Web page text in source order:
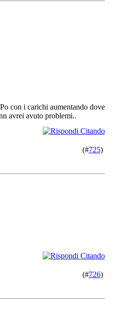
con i carichi aumentando dove
avrei avuto problemi..
(#725)
(#726)